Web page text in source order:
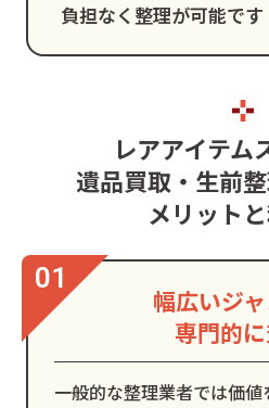
負担なく整理が可能です
レアアイテム
遺品買取・生前
メリット
幅広いジ
専門的
一般的な整理業者では価